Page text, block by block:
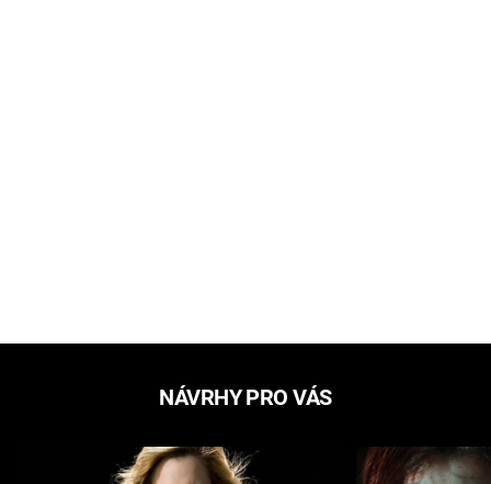
NÁVRHY PRO VÁS